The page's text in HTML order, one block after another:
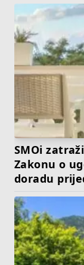
SMOi
Zakonu o
doradu